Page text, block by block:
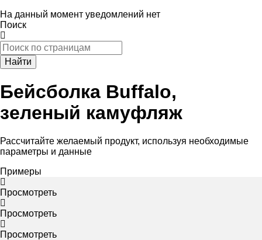
На данный момент уведомлений нет
Поиск
Найти
Бейсболка Buffalo,
зеленый камуфляж
Рассчитайте желаемый продукт, используя необходимые
параметры и данные
Примеры
Просмотреть
Просмотреть
Просмотреть